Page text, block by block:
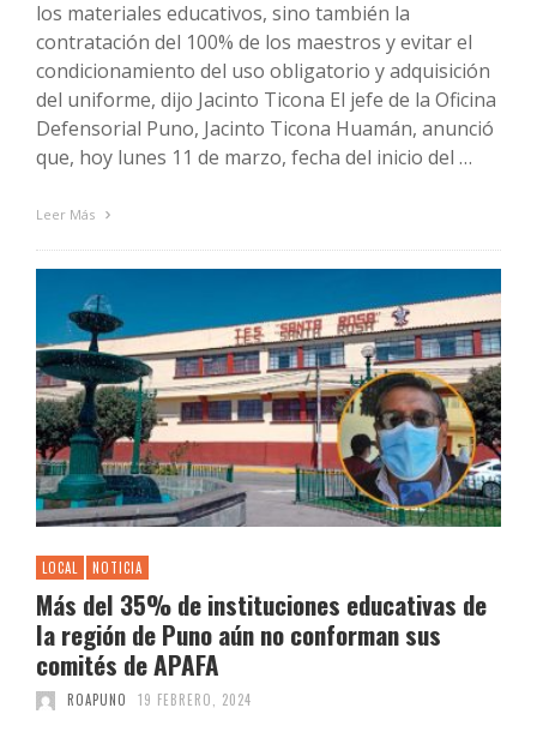
los materiales educativos, sino también la
contratación del 100% de los maestros y evitar el
condicionamiento del uso obligatorio y adquisición
del uniforme, dijo Jacinto Ticona El jefe de la Oficina
Defensorial Puno, Jacinto Ticona Huamán, anunció
que, hoy lunes 11 de marzo, fecha del inicio del …
Leer Más
LOCAL NOTICIA
Más del 35% de instituciones educativas de
la región de Puno aún no conforman sus
comités de APAFA
ROAPUNO 19 FEBRERO, 2024